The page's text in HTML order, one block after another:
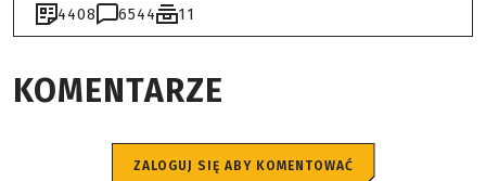
4408 6544 11
KOMENTARZE
ZALOGUJ SIĘ ABY KOMENTOWAĆ